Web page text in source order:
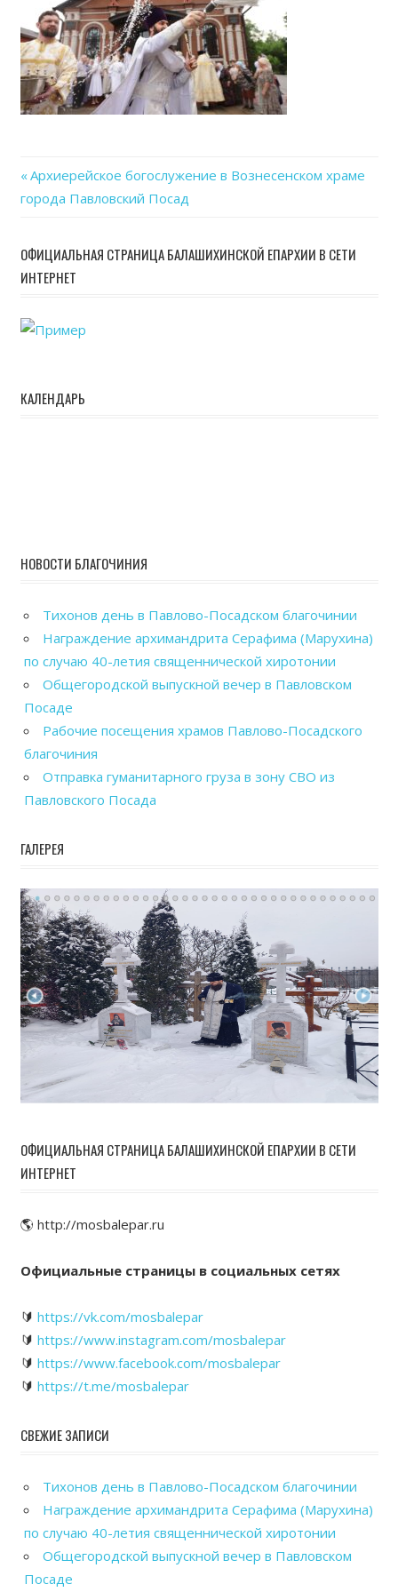
Навигация
записям
Previous
Post:
Архиерейское богослужение в Вознесенском храме
города Павловский Посад
ОФИЦИАЛЬНАЯ СТРАНИЦА БАЛАШИХИНСКОЙ ЕПАРХИИ В СЕТИ
ИНТЕРНЕТ
КАЛЕНДАРЬ
НОВОСТИ БЛАГОЧИНИЯ
Тихонов день в Павлово-Посадском благочинии
Награждение архимандрита Серафима (Марухина)
по случаю 40-летия священнической хиротонии
Общегородской выпускной вечер в Павловском
Посаде
Рабочие посещения храмов Павлово-Посадского
благочиния
Отправка гуманитарного груза в зону СВО из
Павловского Посада
ГАЛЕРЕЯ
ОФИЦИАЛЬНАЯ СТРАНИЦА БАЛАШИХИНСКОЙ ЕПАРХИИ В СЕТИ
ИНТЕРНЕТ
🌎 http://mosbalepar.ru
Официальные страницы в социальных сетях
🔰 https://vk.com/mosbalepar
🔰 https://www.instagram.com/mosbalepar
🔰 https://www.facebook.com/mosbalepar
🔰 https://t.me/mosbalepar
СВЕЖИЕ ЗАПИСИ
Тихонов день в Павлово-Посадском благочинии
Награждение архимандрита Серафима (Марухина)
по случаю 40-летия священнической хиротонии
Общегородской выпускной вечер в Павловском
Посаде